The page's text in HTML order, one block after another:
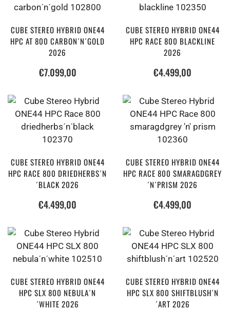
CUBE STEREO HYBRID ONE44
HPC AT 800 CARBON´N´GOLD
2026
€7.099,00
CUBE STEREO HYBRID ONE44
HPC RACE 800 BLACKLINE
2026
€4.499,00
CUBE STEREO HYBRID ONE44
HPC RACE 800 DRIEDHERBS´N
´BLACK 2026
€4.499,00
CUBE STEREO HYBRID ONE44
HPC RACE 800 SMARAGDGREY
´N´PRISM 2026
€4.499,00
CUBE STEREO HYBRID ONE44
HPC SLX 800 NEBULA´N
´WHITE 2026
CUBE STEREO HYBRID ONE44
HPC SLX 800 SHIFTBLUSH´N
´ART 2026